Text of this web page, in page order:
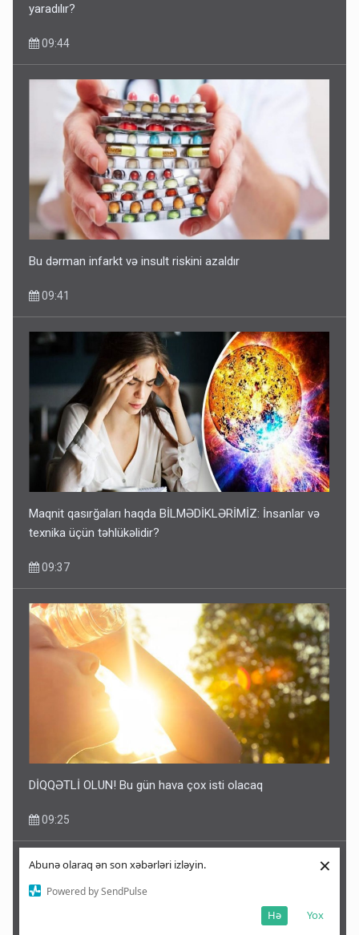
Abunə olaraq ən son xəbərləri izləyin.
Powered by SendPulse
Yox
Hə
×
yaradılır?
09:44
Bu dərman infarkt və insult riskini azaldır
09:41
Maqnit qasırğaları haqda BİLMƏDİKLƏRİMİZ: İnsanlar və
texnika üçün təhlükəlidir?
09:37
DİQQƏTLİ OLUN! Bu gün hava çox isti olacaq
09:25